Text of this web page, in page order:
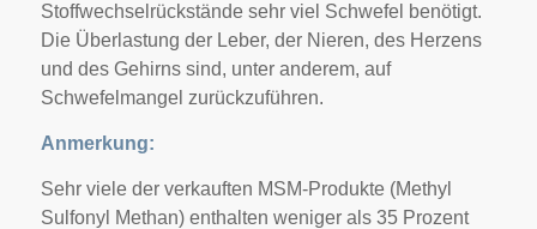
Stoffwechselrückstände sehr viel Schwefel benötigt.
Die Überlastung der Leber, der Nieren, des Herzens
und des Gehirns sind, unter anderem, auf
Schwefelmangel zurückzuführen.
Anmerkung:
Sehr viele der verkauften MSM-Produkte (Methyl
Sulfonyl Methan) enthalten weniger als 35 Prozent